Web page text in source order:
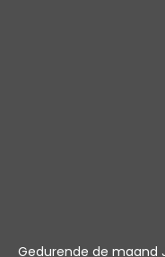
Gedurende de maand